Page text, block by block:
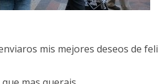
mis mejores deseos de